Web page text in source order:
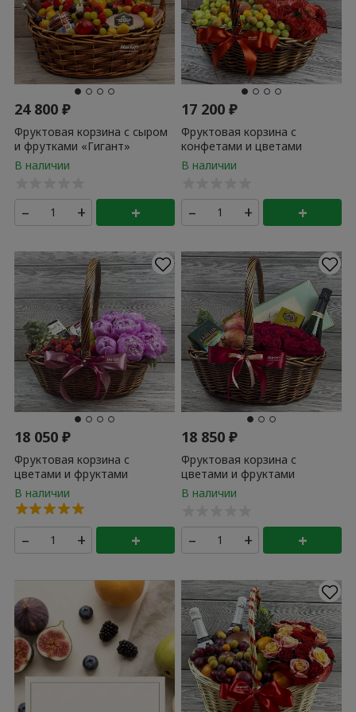
24 800₽
Фруктовая корзина с сыром
и фрутками «Гигант»
– + +
17 200₽
Фруктовая корзина с
конфетами и цветами
“Приветствие”
– + +
18 050₽
Фруктовая корзина с
цветами и фруктами
«Пионовая долина»
– + +
18 850₽
Фруктовая корзина с
цветами и фруктами
«Поцелуй»
– + +